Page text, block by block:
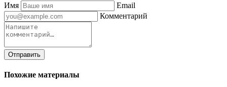
Имя
Email
Комментарий
Отправить
Похожие материалы